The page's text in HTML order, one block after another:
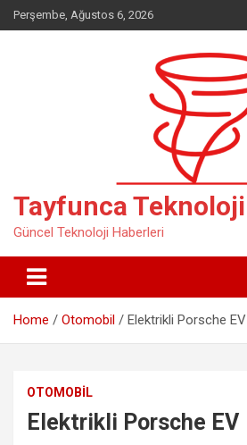
Skip
to
Perşembe, Ağustos 6, 2026
Tayfunca Teknoloji
Güncel Teknoloji Haberleri
Home Otomobil Elektrikli Porsche EV
OTOMOBIL
Elektrikli Porsche EV